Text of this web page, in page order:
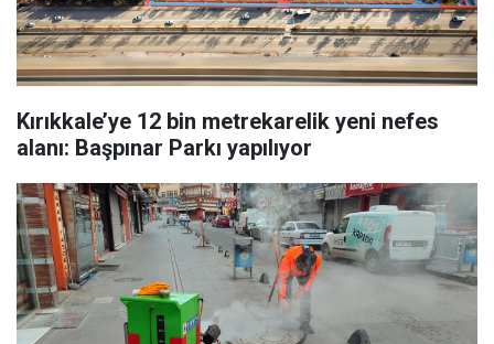
Kırıkkale’ye 12 bin metrekarelik yeni nefes
alanı: Başpınar Parkı yapılıyor